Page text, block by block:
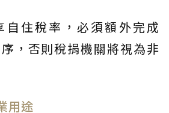
自住稅率，必須額外完成
序，否則稅捐機關將視為非
用途